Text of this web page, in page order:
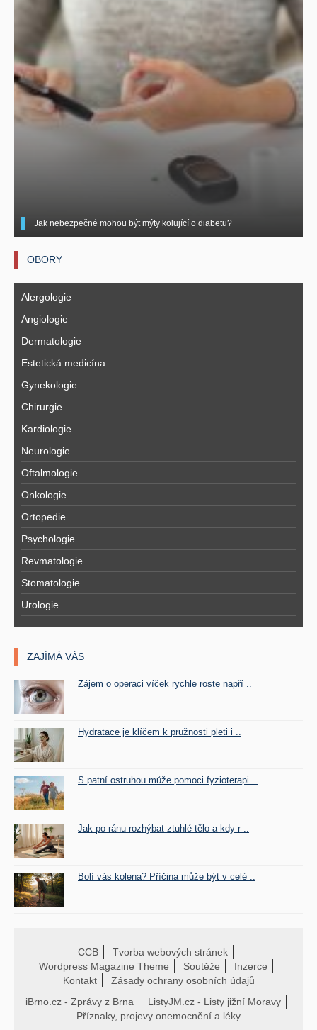
Jak nebezpečné mohou být mýty kolující o diabetu?
OBORY
Alergologie
Angiologie
Dermatologie
Estetická medicína
Gynekologie
Chirurgie
Kardiologie
Neurologie
Oftalmologie
Onkologie
Ortopedie
Psychologie
Revmatologie
Stomatologie
Urologie
ZAJÍMÁ VÁS
Zájem o operaci víček rychle roste napří ..
Hydratace je klíčem k pružnosti pleti i ..
S patní ostruhou může pomoci fyzioterapi ..
Jak po ránu rozhýbat ztuhlé tělo a kdy r ..
Bolí vás kolena? Příčina může být v celé ..
CCB
Tvorba webových stránek
Wordpress Magazine Theme
Soutěže
Inzerce
Kontakt
Zásady ochrany osobních údajů
iBrno.cz - Zprávy z Brna
ListyJM.cz - Listy jižní Moravy
Příznaky, projevy onemocnění a léky